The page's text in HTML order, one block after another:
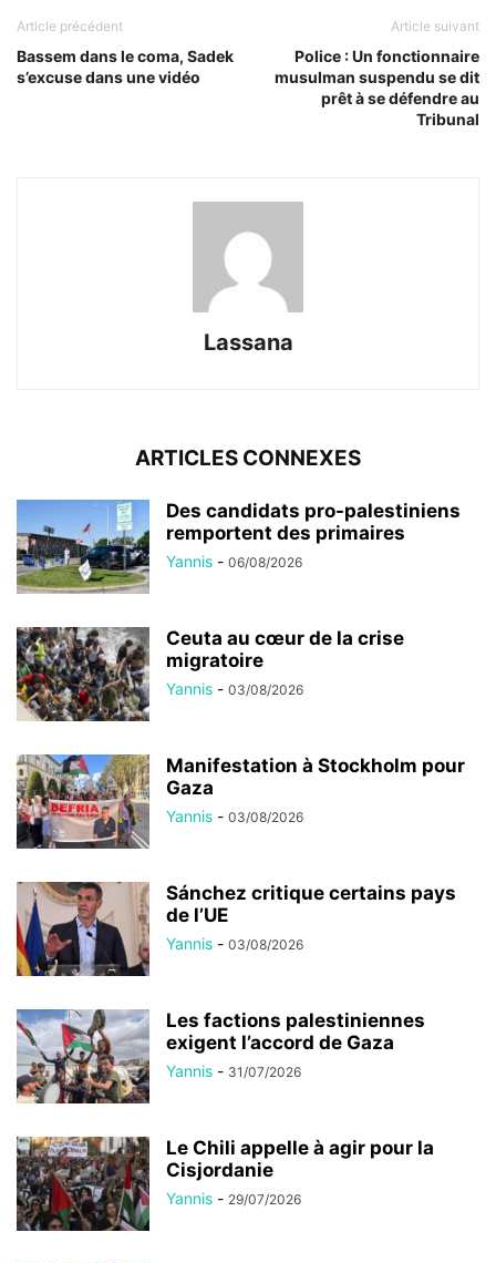
Article précédent
Bassem dans le coma, Sadek
s’excuse dans une vidéo
Article suivant
Police : Un fonctionnaire
musulman suspendu se dit
prêt à se défendre au
Tribunal
Lassana
ARTICLES CONNEXES
Des candidats pro-palestiniens
remportent des primaires
Yannis - 06/08/2026
Ceuta au cœur de la crise
migratoire
Yannis - 03/08/2026
Manifestation à Stockholm pour
Gaza
Yannis - 03/08/2026
Sánchez critique certains pays
de l’UE
Yannis - 03/08/2026
Les factions palestiniennes
exigent l’accord de Gaza
Yannis - 31/07/2026
Le Chili appelle à agir pour la
Cisjordanie
Yannis - 29/07/2026